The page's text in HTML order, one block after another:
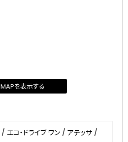
MAPを表示する
/ エコ・ドライブ ワン / アテッサ /